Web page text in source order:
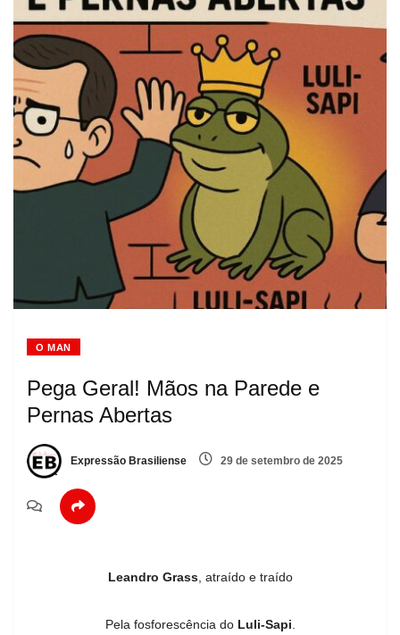
O MAN
Pega Geral! Mãos na Parede e
Pernas Abertas
Expressão Brasiliense 29 de setembro de 2025
Leandro Grass, atraído e traído
Pela fosforescência do Luli-Sapi